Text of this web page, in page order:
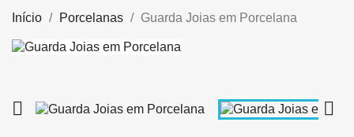
Início Porcelanas Guarda Joias em Porcelana
 